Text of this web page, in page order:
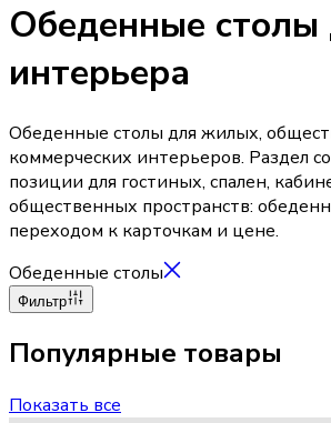
Обеденные столы
интерьера
Обеденные столы для жилых,
коммерческих интерьеров. Раздел
позиции для гостиных, спален,
общественных пространств:
переходом к карточкам и цене.
Обеденные столы
Фильтр
Популярные товары
Показать все